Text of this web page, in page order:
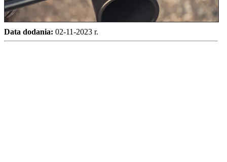
Data dodania: 02-11-2023 r.